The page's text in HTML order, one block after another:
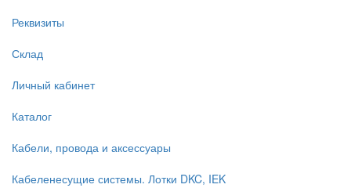
Реквизиты
Склад
Личный кабинет
Каталог
Кабели, провода и аксессуары
Кабеленесущие системы. Лотки DKC, IEK